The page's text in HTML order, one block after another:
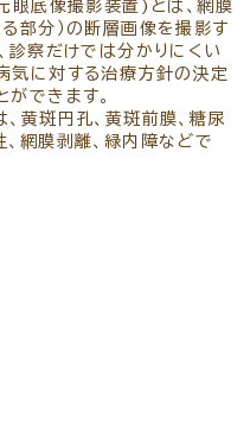
像撮影装置)とは、網膜
部分）の断層画像を撮影す
診察だけでは分かりにくい
気に対する治療方針の決定
できます。
黄斑円孔、黄斑前膜、糖尿
網膜剥離、緑内障などで